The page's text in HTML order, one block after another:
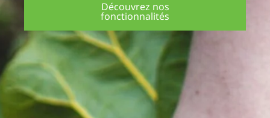
Découvrez nos
fonctionnalités